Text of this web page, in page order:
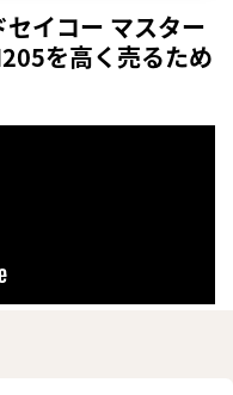
イコー マスター
を高く売るため